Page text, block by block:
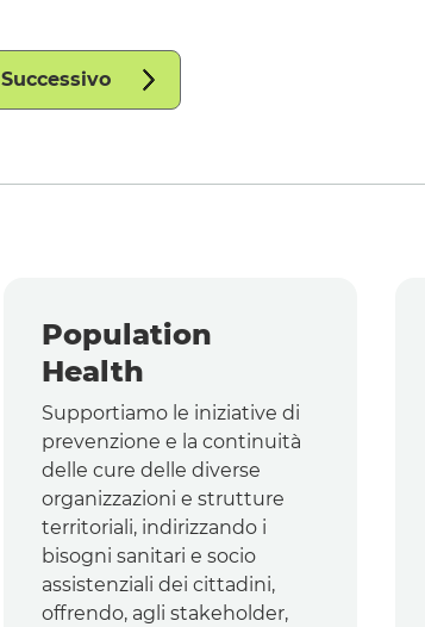
Successivo
Population
Health
Supportiamo le iniziative di
prevenzione e la continuità
delle cure delle diverse
organizzazioni e strutture
territoriali, indirizzando i
bisogni sanitari e socio
assistenziali dei cittadini,
offrendo, agli stakeholder,